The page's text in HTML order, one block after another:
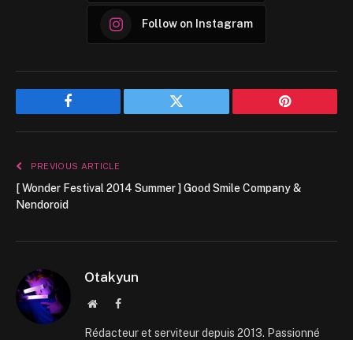
Follow on Instagram
Facebook Twitter Pinterest
PREVIOUS ARTICLE
[ Wonder Festival 2014 Summer ] Good Smile Company &
Nendoroid
Otakyun
WebsiteFacebook
Rédacteur et serviteur depuis 2013. Passionné